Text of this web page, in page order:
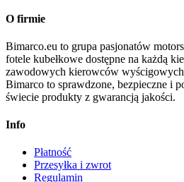
O firmie
Bimarco.eu to grupa pasjonatów
fotele kubełkowe dostępne na każdą
zawodowych kierowców
Bimarco to sprawdzone, bezpieczne i
świecie produkty z gwarancją jakości.
Info
Płatność
Przesyłka i zwrot
Regulamin